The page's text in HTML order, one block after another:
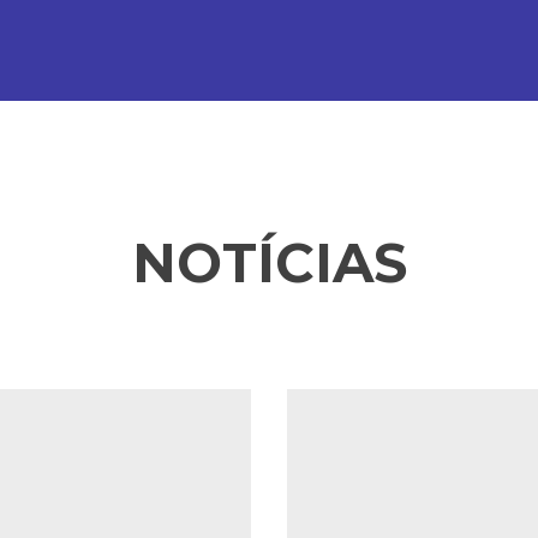
NOTÍCIAS